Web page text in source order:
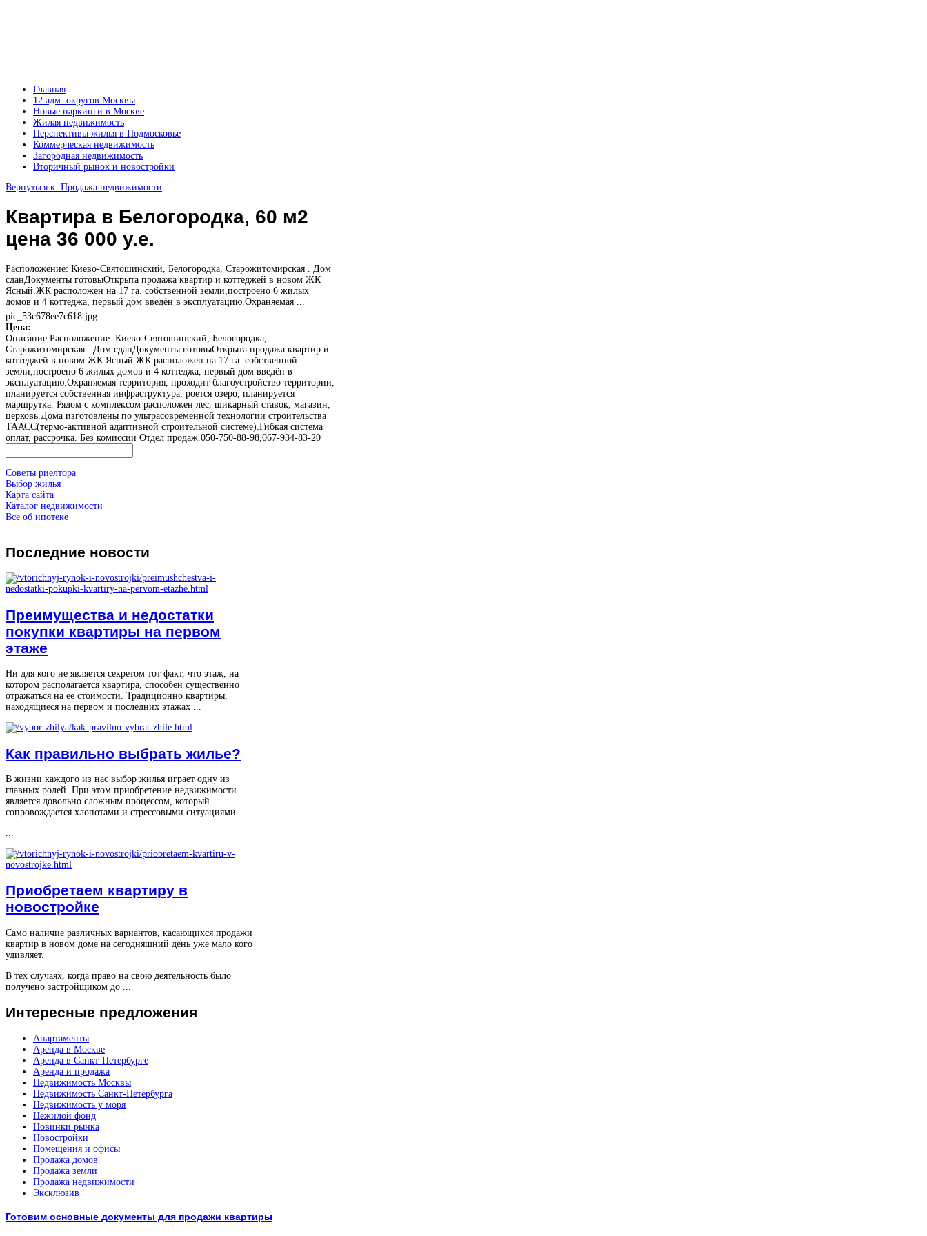
Главная
12 адм. округов Москвы
Новые паркинги в Москве
Жилая недвижимость
Перспективы жилья в Подмосковье
Коммерческая недвижимость
Загородная недвижимость
Вторичный рынок и новостройки
Вернуться к: Продажа недвижимости
Квартира в Белогородка, 60 м2
цена 36 000 у.е.
Расположение: Киево-Святошинский, Белогородка, Старожитомирская . Дом
сданДокументы готовыОткрыта продажа квартир и коттеджей в новом ЖК
Ясный.ЖК расположен на 17 га. собственной земли,построено 6 жилых
домов и 4 коттеджа, первый дом введён в эксплуатацию.Охраняемая ...
pic_53c678ee7c618.jpg
Цена:
Описание Расположение: Киево-Святошинский, Белогородка,
Старожитомирская . Дом сданДокументы готовыОткрыта продажа квартир и
коттеджей в новом ЖК Ясный.ЖК расположен на 17 га. собственной
земли,построено 6 жилых домов и 4 коттеджа, первый дом введён в
эксплуатацию.Охраняемая территория, проходит благоустройство территории,
планируется собственная инфраструктура, роется озеро, планируется
маршрутка. Рядом с комплексом расположен лес, шикарный ставок, магазин,
церковь.Дома изготовлены по ультрасовременной технологии строительства
ТААСС(термо-активной адаптивной строительной системе).Гибкая система
оплат, рассрочка. Без комиссии Отдел продаж.050-750-88-98,067-934-83-20
Советы риелтора
Выбор жилья
Карта сайта
Каталог недвижимости
Все об ипотеке
Последние новости
Преимущества и недостатки
покупки квартиры на первом
этаже
Ни для кого не является секретом тот факт, что этаж, на
котором располагается квартира, способен существенно
отражаться на ее стоимости. Традиционно квартиры,
находящиеся на первом и последних этажах ...
Как правильно выбрать жилье?
В жизни каждого из нас выбор жилья играет одну из
главных ролей. При этом приобретение недвижимости
является довольно сложным процессом, который
сопровождается хлопотами и стрессовыми ситуациями.
...
Приобретаем квартиру в
новостройке
Само наличие различных вариантов, касающихся продажи
квартир в новом доме на сегодняшний день уже мало кого
удивляет.
В тех случаях, когда право на свою деятельность было
получено застройщиком до ...
Интересные предложения
Апартаменты
Аренда в Москве
Аренда в Санкт-Петербурге
Аренда и продажа
Недвижимость Москвы
Недвижимость Санкт-Петербурга
Недвижимость у моря
Нежилой фонд
Новинки рынка
Новостройки
Помещения и офисы
Продажа домов
Продажа земли
Продажа недвижимости
Эксклюзив
Готовим основные документы для продажи квартиры